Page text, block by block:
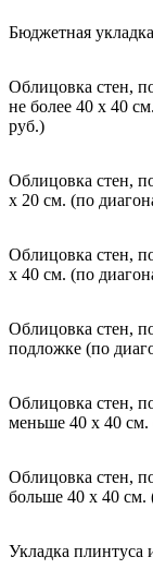
Бюджетная
Облицовка стен,
не более 40 х 40
руб.)
Облицовка стен,
х 20 см. (по
Облицовка стен,
х 40 см. (по
Облицовка стен,
подложке (по
Облицовка стен,
меньше 40 х 40 см.
Облицовка стен,
больше 40 х 40 см.
Укладка плинтуса